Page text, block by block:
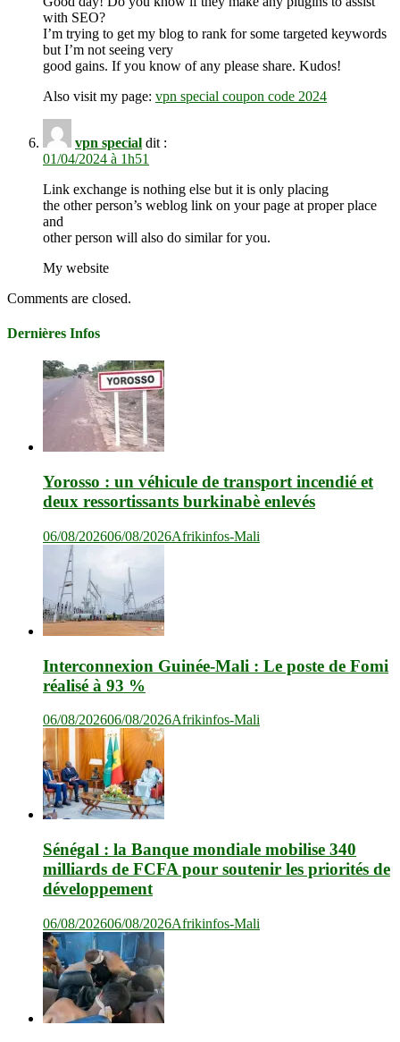
with SEO?
I’m trying to get my blog to rank for some targeted keywords
but I’m not seeing very
good gains. If you know of any please share. Kudos!
Also visit my page: vpn special coupon code 2024
vpn special dit :
01/04/2024 à 1h51
Link exchange is nothing else but it is only placing
the other person’s weblog link on your page at proper place
and
other person will also do similar for you.
My website
Comments are closed.
Dernières Infos
Yorosso : un véhicule de transport incendié et
deux ressortissants burkinabè enlevés
06/08/202606/08/2026Afrikinfos-Mali
Interconnexion Guinée-Mali : Le poste de Fomi
réalisé à 93 %
06/08/202606/08/2026Afrikinfos-Mali
Sénégal : la Banque mondiale mobilise 340
milliards de FCFA pour soutenir les priorités de
développement
06/08/202606/08/2026Afrikinfos-Mali